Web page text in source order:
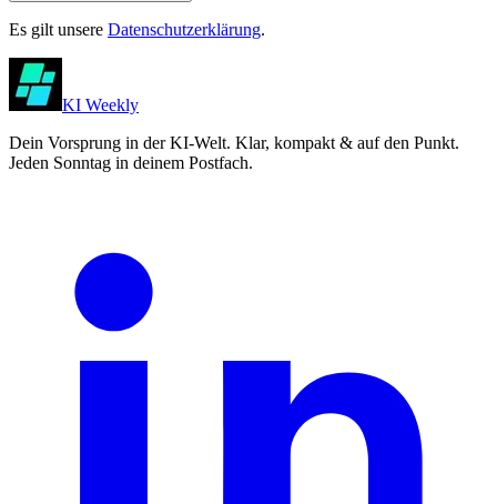
Es gilt unsere Datenschutzerklärung.
KI Weekly
Dein Vorsprung in der KI-Welt. Klar, kompakt & auf den Punkt.
Jeden Sonntag in deinem Postfach.